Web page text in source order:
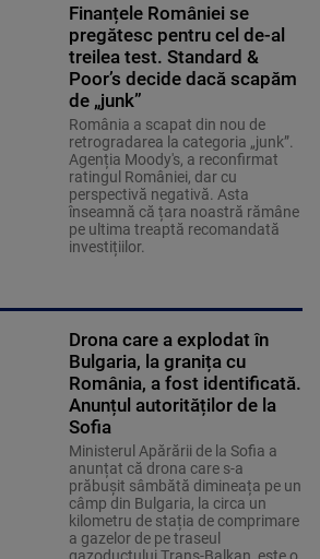
Finanțele României se
pregătesc pentru cel de-al
treilea test. Standard &
Poor’s decide dacă scapăm
de „junk”
România a scapat din nou de
retrogradarea la categoria „junk”.
Agenția Moody's, a reconfirmat
ratingul României, dar cu
perspectivă negativă. Asta
înseamnă că țara noastră rămâne
pe ultima treaptă recomandată
investițiilor.
Drona care a explodat în
Bulgaria, la granița cu
România, a fost identificată.
Anunțul autorităților de la
Sofia
Ministerul Apărării de la Sofia a
anunțat că drona care s-a
prăbușit sâmbătă dimineața pe un
câmp din Bulgaria, la circa un
kilometru de stația de comprimare
a gazelor de pe traseul
gazoductului Trans-Balkan, este o